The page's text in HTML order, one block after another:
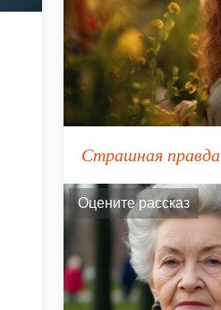
Страшная правда
Оцените рассказ